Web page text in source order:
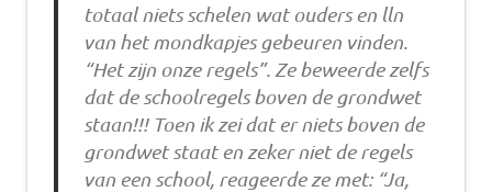
totaal niets schelen wat ouders en lln
van het mondkapjes gebeuren vinden.
“Het zijn onze regels”. Ze beweerde zelfs
dat de schoolregels boven de grondwet
staan!!! Toen ik zei dat er niets boven de
grondwet staat en zeker niet de regels
van een school, reageerde ze met: “Ja,